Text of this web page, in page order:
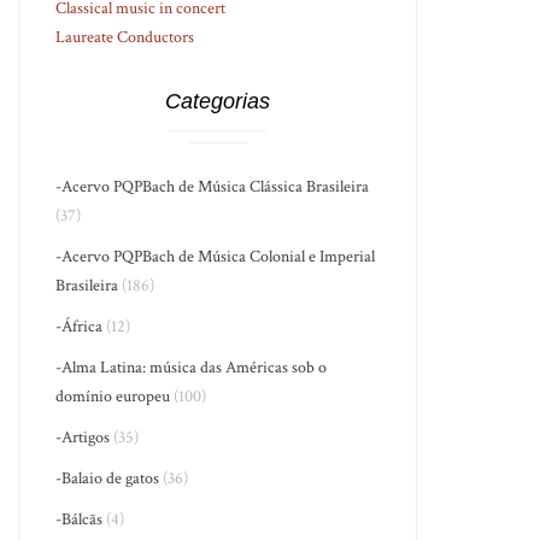
Classical music in concert
Laureate Conductors
Categorias
-Acervo PQPBach de Música Clássica Brasileira
(37)
-Acervo PQPBach de Música Colonial e Imperial
Brasileira (186)
-África (12)
-Alma Latina: música das Américas sob o
domínio europeu (100)
-Artigos (35)
-Balaio de gatos (36)
-Bálcãs (4)